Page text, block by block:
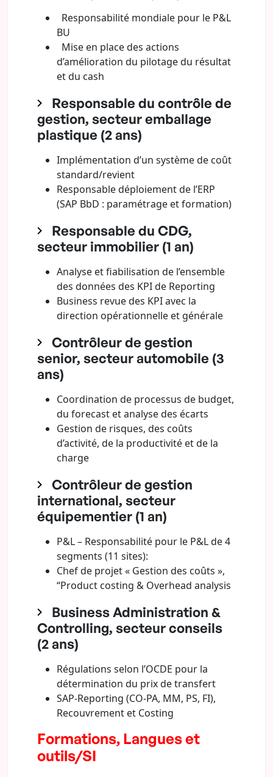
Responsabilité mondiale pour le P&L
BU
Mise en place des actions
d’amélioration du pilotage du résultat
et du cash
Responsable du contrôle de
gestion, secteur emballage
plastique (2 ans)
Implémentation d’un système de coût
standard/revient
Responsable déploiement de l’ERP
(SAP BbD : paramétrage et formation)
Responsable du CDG,
secteur immobilier (1 an)
Analyse et fiabilisation de l’ensemble
des données des KPI de Reporting
Business revue des KPI avec la
direction opérationnelle et générale
Contrôleur de gestion
senior, secteur automobile (3
ans)
Coordination de processus de budget,
du forecast et analyse des écarts
Gestion de risques, des coûts
d’activité, de la productivité et de la
charge
Contrôleur de gestion
international, secteur
équipementier (1 an)
P&L – Responsabilité pour le P&L de 4
segments (11 sites):
Chef de projet « Gestion des coûts »,
“Product costing & Overhead analysis
Business Administration &
Controlling, secteur conseils
(2 ans)
Régulations selon l’OCDE pour la
détermination du prix de transfert
SAP-Reporting (CO-PA, MM, PS, FI),
Recouvrement et Costing
Formations, Langues et
outils/SI